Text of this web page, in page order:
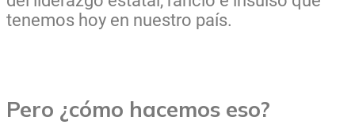
tenemos hoy en nuestro país.
Pero ¿cómo hacemos eso?